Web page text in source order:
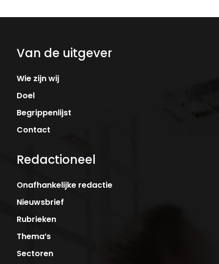
Van de uitgever
Wie zijn wij
Doel
Begrippenlijst
Contact
Redactioneel
Onafhankelijke redactie
Nieuwsbrief
Rubrieken
Thema’s
Sectoren